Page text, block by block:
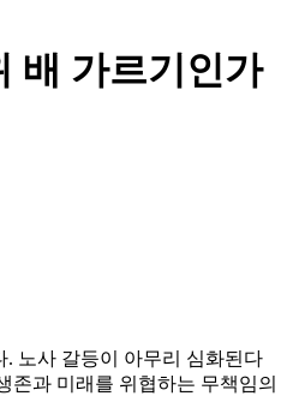
배 가르기인가
노사 갈등이 아무리 심화된다
존과 미래를 위협하는 무책임의